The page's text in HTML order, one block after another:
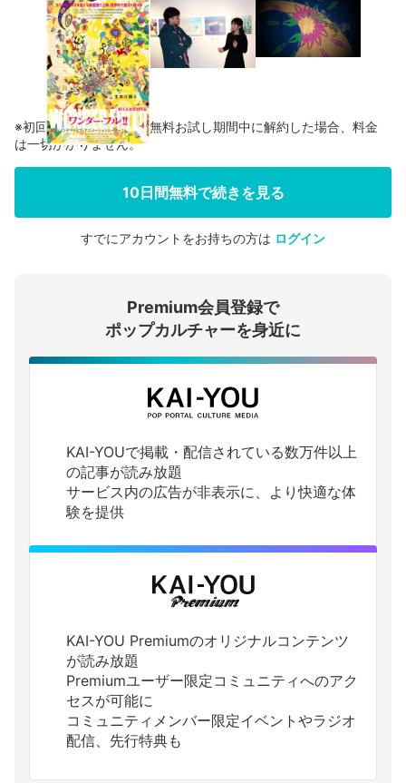
会員登録する
ログインする
※初回登録の方に限り、無料お試し期間中に解約した場合、料金
は一切かかりません。
10日間無料で続きを見る
すでにアカウントをお持ちの方は ログイン
Premium会員登録で
ポップカルチャーを身近に
KAI-YOUで掲載・配信されている数万件以上
の記事が読み放題
サービス内の広告が非表示に、より快適な体
験を提供
KAI-YOU Premiumのオリジナルコンテンツ
が読み放題
Premiumユーザー限定コミュニティへのアク
セスが可能に
コミュニティメンバー限定イベントやラジオ
配信、先行特典も